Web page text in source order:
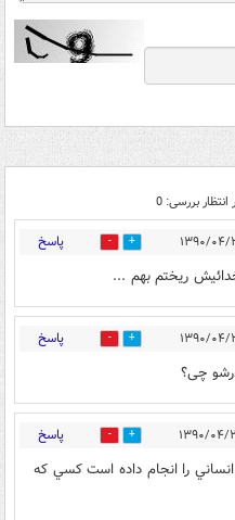
انتظار بررسی: 0
1 پاسخ
ريختم بهم ...
0 پاسخ
چی؟
1 پاسخ
را انجام داده است كسي كه